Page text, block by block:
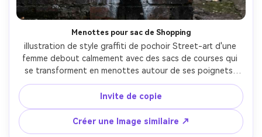
Menottes pour sac de Shopping
illustration de style graffiti de pochoir Street-art d'une
femme debout calmement avec des sacs de courses qui
se transforment en menottes autour de ses poignets,
couches de pochoir à haut contraste, un accent rose
chaud sur une étiquette de marque, mur de ville usé avec
des bords d'affiche déchirés, lignes de coupe de pochoir
visibles, satire du consumerisme, composition d'affiche
centrée, objectif 85mm, profondeur de champ peu
Invite de copie
Créer une Image similaire ↗